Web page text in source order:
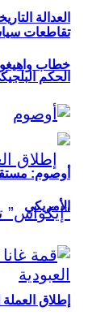
العدالة
الحكم
تقاطعات
خطاب
أوصوم:
الأمريكي